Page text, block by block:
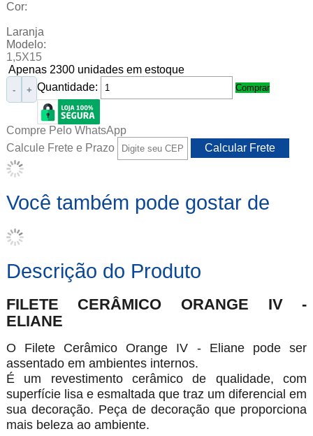
Cor:
Laranja
Modelo:
1,5X15
Apenas 2300 unidades em estoque
Quantidade:
- + Comprar
Compre Pelo WhatsApp
Calcule Frete e Prazo
Você também pode gostar de
Descrição do Produto
FILETE CERÂMICO ORANGE IV -
ELIANE
O Filete Cerâmico Orange IV - Eliane pode ser
assentado em ambientes internos.
É um revestimento cerâmico de qualidade, com
superfície lisa e esmaltada que traz um diferencial em
sua decoração. Peça de decoração que proporciona
mais beleza ao ambiente.